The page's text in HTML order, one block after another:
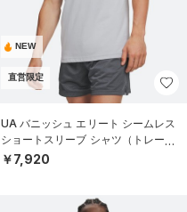
NEW
直営限定
UA バニッシュ エリート シームレス
ショートスリーブ シャツ（トレーニ
ング/MEN）
￥7,920